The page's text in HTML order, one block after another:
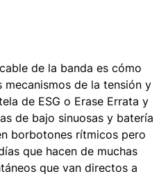
de la banda es cómo
de la tensión y
de ESG o Erase Errata y
de bajo sinuosas y batería
borbotones rítmicos pero
que hacen de muchas
que van directos a